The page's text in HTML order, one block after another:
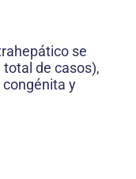
se
total de casos),
y